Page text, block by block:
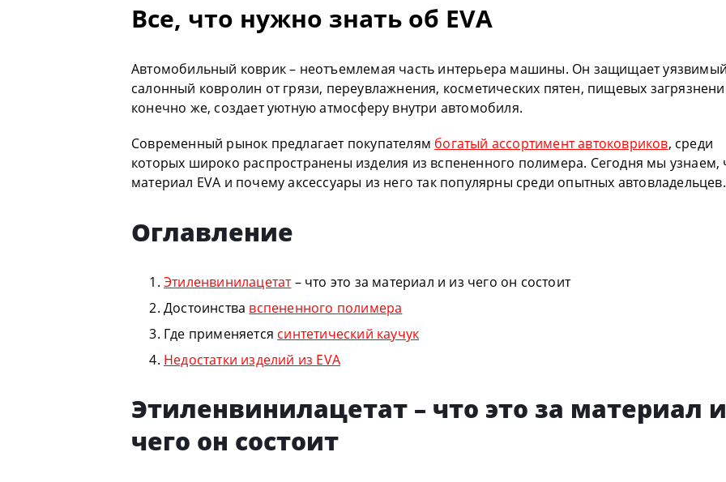
Все, что нужно знать об EVA
Автомобильный коврик – неотъемлемая часть интерьера машины. Он защищает уязвимый
салонный ковролин от грязи, переувлажнения, косметических пятен, пищевых
конечно же, создает уютную атмосферу внутри автомобиля.
Современный рынок предлагает покупателям богатый ассортимент автоковриков, среди
которых широко распространены изделия из вспененного полимера. Сегодня мы узнаем,
материал EVA и почему аксессуары из него так популярны среди опытных автовладельцев.
Оглавление
Этиленвинилацетат– что это за материал и из чего он состоит
Достоинства вспененного полимера
Где применяется синтетический каучук
Недостатки изделий из EVA
Этиленвинилацетат – что это за материал
чего он состоит